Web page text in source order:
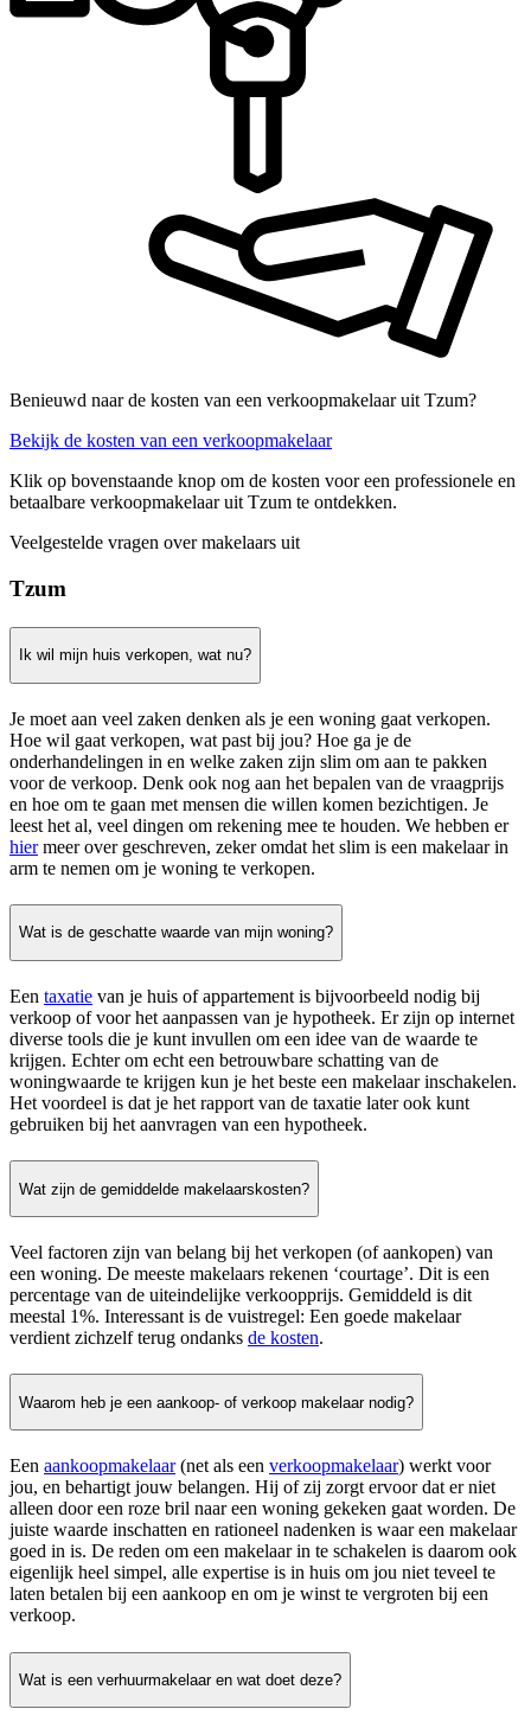
Benieuwd naar de kosten van een verkoopmakelaar uit Tzum?
Bekijk de kosten van een verkoopmakelaar
Klik op bovenstaande knop om de kosten voor een professionele en
betaalbare verkoopmakelaar uit Tzum te ontdekken.
Veelgestelde vragen over makelaars uit
Tzum
Ik wil mijn huis verkopen, wat nu?
Je moet aan veel zaken denken als je een woning gaat verkopen.
Hoe wil gaat verkopen, wat past bij jou? Hoe ga je de
onderhandelingen in en welke zaken zijn slim om aan te pakken
voor de verkoop. Denk ook nog aan het bepalen van de vraagprijs
en hoe om te gaan met mensen die willen komen bezichtigen. Je
leest het al, veel dingen om rekening mee te houden. We hebben er
hiermeer over geschreven, zeker omdat het slim is een makelaar in
arm te nemen om je woning te verkopen.
Wat is de geschatte waarde van mijn woning?
Een taxatie van je huis of appartement is bijvoorbeeld nodig bij
verkoop of voor het aanpassen van je hypotheek. Er zijn op internet
diverse tools die je kunt invullen om een idee van de waarde te
krijgen. Echter om echt een betrouwbare schatting van de
woningwaarde te krijgen kun je het beste een makelaar inschakelen.
Het voordeel is dat je het rapport van de taxatie later ook kunt
gebruiken bij het aanvragen van een hypotheek.
Wat zijn de gemiddelde makelaarskosten?
Veel factoren zijn van belang bij het verkopen (of aankopen) van
een woning. De meeste makelaars rekenen ‘courtage’. Dit is een
percentage van de uiteindelijke verkoopprijs. Gemiddeld is dit
meestal 1%. Interessant is de vuistregel: Een goede makelaar
verdient zichzelf terug ondanks de kosten.
Waarom heb je een aankoop- of verkoop makelaar nodig?
Een aankoopmakelaar(net als een verkoopmakelaar) werkt voor
jou, en behartigt jouw belangen. Hij of zij zorgt ervoor dat er niet
alleen door een roze bril naar een woning gekeken gaat worden. De
juiste waarde inschatten en rationeel nadenken is waar een makelaar
goed in is. De reden om een makelaar in te schakelen is daarom ook
eigenlijk heel simpel, alle expertise is in huis om jou niet teveel te
laten betalen bij een aankoop en om je winst te vergroten bij een
verkoop.
Wat is een verhuurmakelaar en wat doet deze?